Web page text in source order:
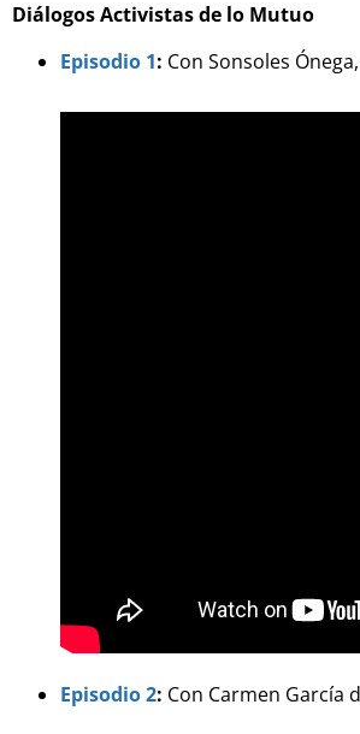
Diálogos Activistas de lo Mutuo
Episodio 1: Con Sonsoles
Episodio 2: Con Carmen García